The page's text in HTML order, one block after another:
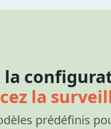
la
la
prédéfinis